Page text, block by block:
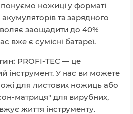
ножиці у форматі
та зарядного
заощадити до 40%
вже є сумісні батареї.
PROFI-TEC — це
інструмент. У нас ви можете
для листових ножиць або
матриця" для вирубних,
життя інструменту.